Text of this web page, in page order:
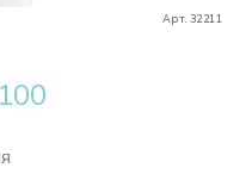
Арт. 32211